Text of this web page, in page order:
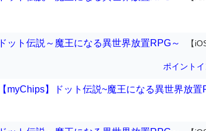
ドット伝説～魔王になる異世界放置RPG～ 【
ポイントイ
【myChips】ドット伝説~魔王になる異世界放置